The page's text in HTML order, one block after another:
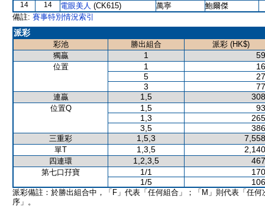
14
14 電眼美人 (CK615) 萬寧
鮑爾傑
備註: 賽事特別情況索引
派彩
彩池 勝出組合
派彩 (HK$)
獨贏
1
位置 1
5
3
連贏 1,5
位置Q 1,5
1,3
3,5
三重彩 1,5,3
單T 1,3,5
四連環 1,2,3,5
第七口孖寶 1/1
1/5
派彩備註：於勝出組合中，「F」代表「任何組合」；「M」則代表「任何
序」。